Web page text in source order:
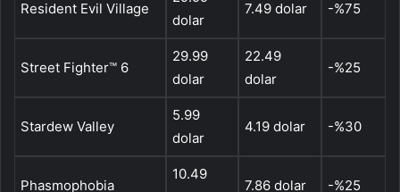
Resident Evil Village
dolar
7.49 dolar -%75
Street Fighter™ 6
29.99
dolar
22.49
dolar
-%25
Stardew Valley
5.99
dolar
4.19 dolar -%30
Phasmophobia
10.49
7.86 dolar -%25